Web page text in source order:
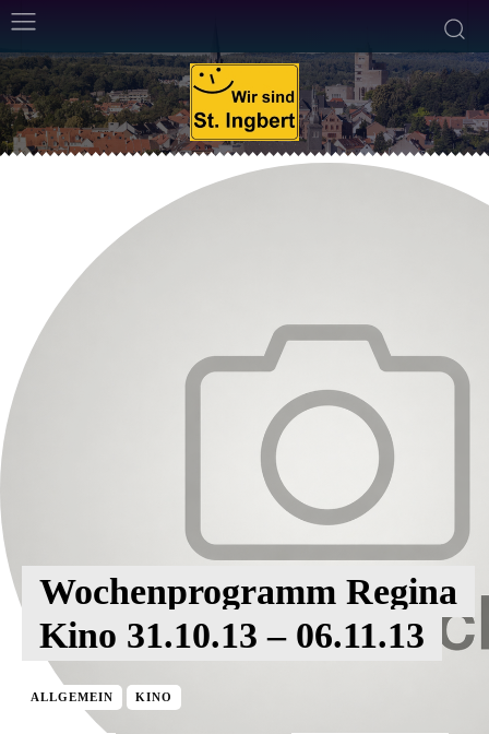
Wochenprogramm Regina
Kino 31.10.13 – 06.11.13
ALLGEMEIN KINO